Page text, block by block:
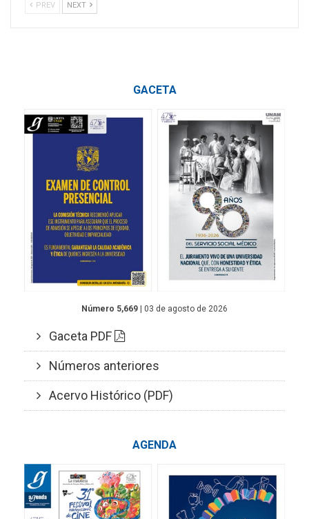
PREV NEXT
GACETA
Número 5,669 | 03 de agosto de 2026
Gaceta PDF
Números anteriores
Acervo Histórico (PDF)
AGENDA